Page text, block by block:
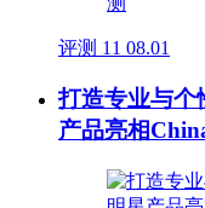
评测 11 08.01
打造专业与个
产品亮相